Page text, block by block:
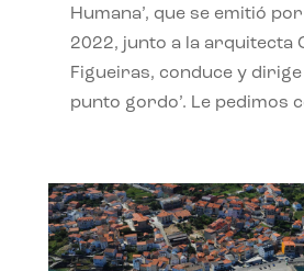
Humana’, que se emitió por
2022, junto a la arquitecta
Figueiras, conduce y dirige
punto gordo’. Le pedimos